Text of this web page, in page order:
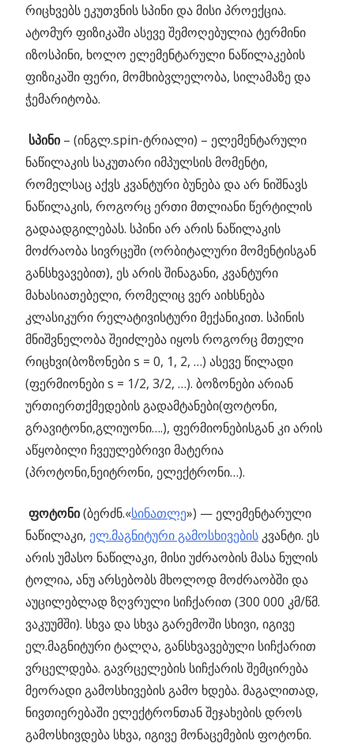
რიცხვებს ეკუთვნის სპინი და მისი პროექცია.
ატომურ ფიზიკაში ასევე შემოღებულია ტერმინი
იზოსპინი, ხოლო ელემენტარული ნაწილაკების
ფიზიკაში ფერი, მომხიბვლელობა, სილამაზე და
ჭემარიტობა.
სპინი– (ინგლ.spin-ტრიალი) – ელემენტარული
ნაწილაკის საკუთარი იმპულსის მომენტი,
რომელსაც აქვს კვანტური ბუნება და არ ნიშნავს
ნაწილაკის, როგორც ერთი მთლიანი წერტილის
გადაადგილებას. სპინი არ არის ნაწილაკის
მოძრაობა სივრცეში (ორბიტალური მომენტისგან
განსხვავებით), ეს არის შინაგანი, კვანტური
მახასიათებელი, რომელიც ვერ აიხსნება
კლასიკური რელატივისტური მექანიკით. სპინის
მნიშვნელობა შეიძლება იყოს როგორც მთელი
რიცხვი(ბოზონები s = 0, 1, 2, …) ასევე წილადი
(ფერმიონები s = 1/2, 3/2, …). ბოზონები არიან
ურთიერთქმედების გადამტანები(ფოტონი,
გრავიტონი,გლიუონი….), ფერმიონებისგან კი არის
აწყობილი ჩვეულებრივი მატერია
(პროტონი,ნეიტრონი, ელექტრონი…).
ფოტონი(ბერძნ.«სინათლე») — ელემენტარული
ნაწილაკი, ელ.მაგნიტური გამოსხივების კვანტი. ეს
არის უმასო ნაწილაკი, მისი უძრაობის მასა ნულის
ტოლია, ანუ არსებობს მხოლოდ მოძრაობში და
აუცილებლად ზღვრული სიჩქარით (300 000 კმ/წმ.
ვაკუუმში). სხვა და სხვა გარემოში სხივი, იგივე
ელ.მაგნიტური ტალღა, განსხვავებული სიჩქარით
ვრცელდება. გავრცელების სიჩქარის შემცირება
მეორადი გამოსხივების გამო ხდება. მაგალითად,
ნივთიერებაში ელექტრონთან შეჯახების დროს
გამოსხივდება სხვა, იგივე მონაცემების ფოტონი.